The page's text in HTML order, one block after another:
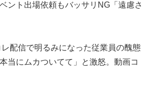
ント出場依頼もバッサリNG「遠慮さ
配信で明るみになった従業員の醜態
当にムカついてて」と激怒。動画コ